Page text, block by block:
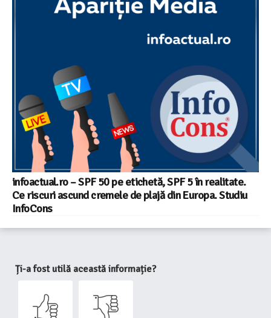
infoactual.ro – SPF 50 pe etichetă, SPF 5 în realitate.
Ce riscuri ascund cremele de plajă din Europa. Studiu
InfoCons
Ți-a fost utilă această informație?